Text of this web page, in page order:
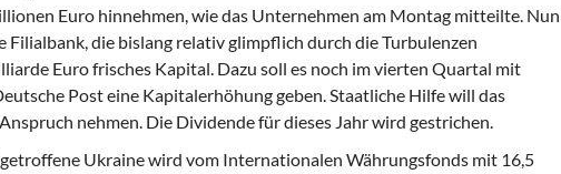
Euro hinnehmen, wie das Unternehmen am Montag mitteilte. Nun
die bislang relativ glimpflich durch die Turbulenzen
Euro frisches Kapital. Dazu soll es noch im vierten Quartal mit
Post eine Kapitalerhöhung geben. Staatliche Hilfe will das
nehmen. Die Dividende für dieses Jahr wird gestrichen.
Ukraine wird vom Internationalen Währungsfonds mit 16,5